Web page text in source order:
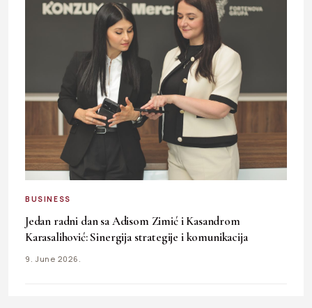
BUSINESS
Jedan radni dan sa Adisom Zimić i Kasandrom
Karasalihović: Sinergija strategije i komunikacija
9. June 2026.